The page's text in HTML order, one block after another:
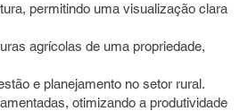
permitindo uma visualização clara
agrícolas de uma propriedade,
e planejamento no setor rural.
otimizando a produtividade